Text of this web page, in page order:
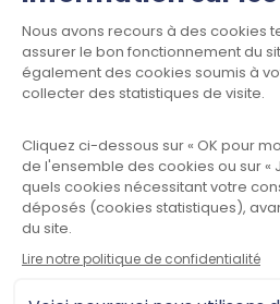
Suivez-nous :
Meet law -
34970
Plan du site